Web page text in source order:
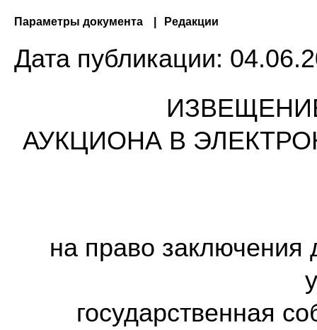
Параметры документа Редакции
Дата публикации:
АУКЦИОНА В
на право заключения
государственная